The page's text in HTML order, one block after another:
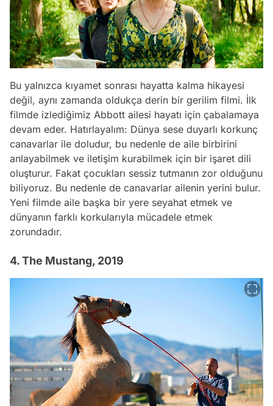
Bu yalnızca kıyamet sonrası hayatta kalma hikayesi
değil, aynı zamanda oldukça derin bir gerilim filmi. İlk
filmde izlediğimiz Abbott ailesi hayatı için çabalamaya
devam eder. Hatırlayalım: Dünya sese duyarlı korkunç
canavarlar ile doludur, bu nedenle de aile birbirini
anlayabilmek ve iletişim kurabilmek için bir işaret dili
oluşturur. Fakat çocukları sessiz tutmanın zor olduğunu
biliyoruz. Bu nedenle de canavarlar ailenin yerini bulur.
Yeni filmde aile başka bir yere seyahat etmek ve
dünyanın farklı korkularıyla mücadele etmek
zorundadır.
4. The Mustang, 2019